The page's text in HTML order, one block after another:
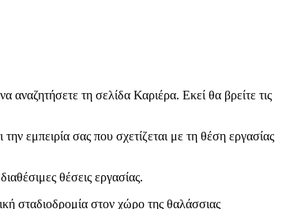
αναζητήσετε τη σελίδα Καριέρα. Εκεί θα βρείτε τις
εμπειρία σας που σχετίζεται με τη θέση εργασίας
θέσεις εργασίας.
σταδιοδρομία στον χώρο της θαλάσσιας